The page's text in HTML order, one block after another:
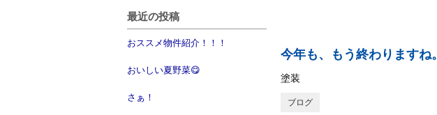
最近の投稿
おススメ物件紹介！！！
おいしい夏野菜😋
さぁ！
今年も、もう終わりますね。
塗装
ブログ